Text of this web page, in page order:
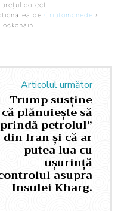
corect.
de Criptomonede si
Articolul următor
Trump susține
că plănuiește să
petrolul”
din Iran și că ar
putea lua cu
ușurință
asupra
Insulei Kharg.